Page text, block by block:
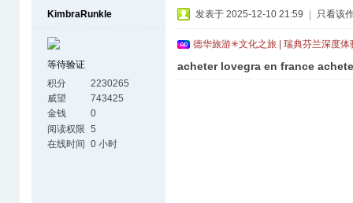
KimbraRunkle
等待验证
积分
2230265
威望
743425
金钱
0
阅读权限 5
在线时间 0 小时
发表于 2025-12-10 21:59 只看该
德华旅游✳文化之旅 | 瑞典芬兰深度
acheter lovegra en france